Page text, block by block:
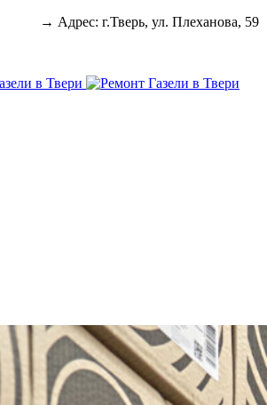
→ Адрес: г.Тверь, ул. Плеханова, 59